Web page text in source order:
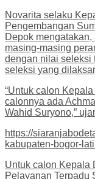
Novarita selaku
Pengembangan
Depok
masing-masing
dengan nilai seleksi
seleksi yang
“Untuk calon
calonnya ada
Wahid Suryono,”
https://
kabupaten-bogor-
Untuk calon Kepala
Pelayanan Terpadu